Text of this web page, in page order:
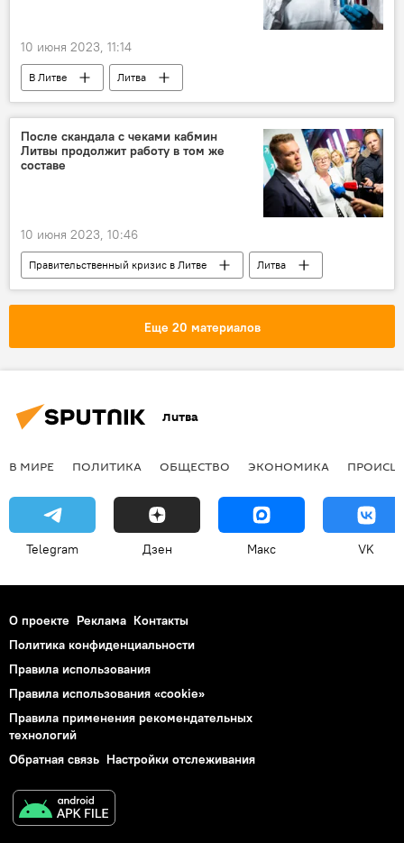
10 июня 2023, 11:14
В Литве
Литва
Пандемия коронавируса в Литве и других странах
После скандала с чеками кабмин
Литвы продолжит работу в том же
составе
10 июня 2023, 10:46
Правительственный кризис в Литве
Литва
В Литве
Ингрида Шимоните
Еще 20 материалов
Литва
В МИРЕ ПОЛИТИКА ОБЩЕСТВО ЭКОНОМИКА
Telegram Дзен Макс VK
О проекте Реклама Контакты
Политика конфиденциальности
Правила использования
Правила использования «cookie»
Правила применения рекомендательных
технологий
Обратная связь Настройки отслеживания